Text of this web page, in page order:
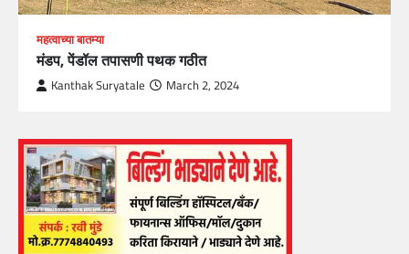
महत्वाच्या बातम्या
मंडप, पेंडॉल तपासणी पथक गठीत
Kanthak Suryatale March 2, 2024